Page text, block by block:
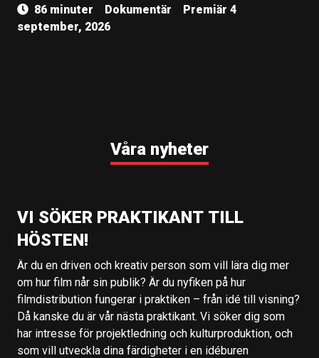
86 minuter Dokumentär
Premiär 4
september, 2026
Våra nyheter
VI SÖKER PRAKTIKANT TILL
HÖSTEN!
Är du en driven och kreativ person som vill lära dig mer
om hur film når sin publik? Är du nyfiken på hur
filmdistribution fungerar i praktiken – från idé till visning?
Då kanske du är vår nästa praktikant. Vi söker dig som
har intresse för projektledning och kulturproduktion, och
som vill utveckla dina färdigheter i en idéburen